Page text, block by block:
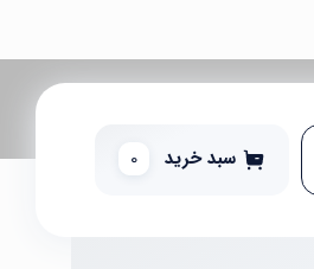
سبد خرید 0